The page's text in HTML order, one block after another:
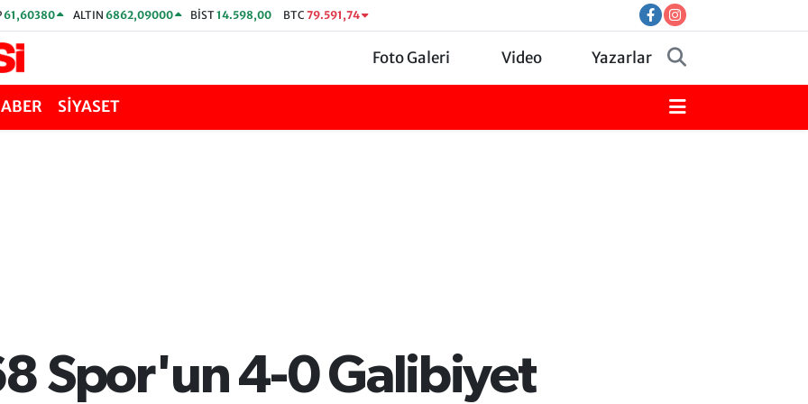
61,60380 ALTIN 6862,09000 BİST14.598,00 BTC 79.591,74
Foto Galeri Video Yazarlar
SİYASET
Spor'un 4-0 Galibiyet